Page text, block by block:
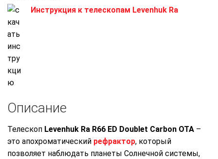
Инструкция к телескопам Levenhuk Ra
Описание
Телескоп Levenhuk Ra R66 ED Doublet Carbon OTA –
это апохроматический рефрактор, который
позволяет наблюдать планеты Солнечной системы,